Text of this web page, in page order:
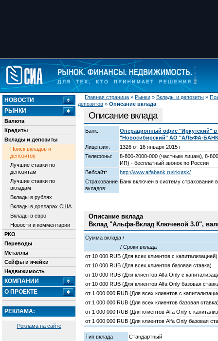
Главная страница » Рынки » Вклады и депозиты »
депозитов » Описание вклада
НОВОСТИ
РЫНКИ
Валюта
Кредиты
Вклады и депозиты
Поиск вкладов и
депозитов
Лучшие ставки по
депозитам
Лучшие ставки по
вкладам
Вклады в рублях
Вклады в долларах США
Вклады в евро
Новости и комментарии
РКО
Переводы
Металлы
Сейфы и ячейки
Недвижимость
КОМПАНИИ
О ПРОЕКТЕ
РЕКЛАМА:
Реклама на сайте
Описание вклада
Банк:
Операционный офис "Иркутский" в
"Новосибирский" АО "АЛЬФА-
Лицензия:
1326 от 16 января 2015 г
Телефоны:
8-800-2000-000 (частным лицам), 8-
ИП) - бесплатный звонок по России
Вебсайт:
http://www.alfabank.ru/irkutsk/
Страхование
вкладов:
Банк включен в систему страхования
Описание вклада
Вклад "Альфа-Вклад Ключевой 3.0",
Сумма вклада /
/ Cроки вклада
от 10 000 RUB (Для всех клиентов с капитализацией)
от 10 000 RUB (Для всех клиентов базовая ставка)
от 10 000 RUB (Для клиентов Alfa Only с
от 10 000 RUB (Для клиентов Alfa Only базовая
от 1 000 000 RUB (Для всех клиентов с
от 1 000 000 RUB (Для всех клиентов базовая
от 1 000 000 RUB (Для клиентов Alfa Only с
от 1 000 000 RUB (Для клиентов Alfa Only базовая
Тип вклада
Стандартный